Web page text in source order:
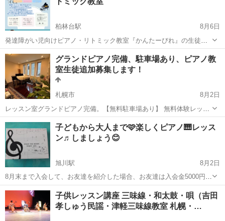
です。 津軽三味線・民謡三味線・和太...
柏林台駅
8月6日
発達障がい児向けピアノ・リトミック教室『かんたーびれ』の生徒さ
んを募集します♩ 発達に不安がある、集団行動が苦手なお子さまも 安
心して通える教室です！！ 一人ひとりの個性やペースに合わせたレッ
スンを 心がけています🌱 対象...
北海道 河東郡 柏林台駅 ピアノ 3歳
グランドピアノ完備、駐車場あり、ピアノ教
室生徒追加募集します！
札幌市
8月2日
レッスン室グランドピアノ完備。【無料駐車場あり】 無料体験レッス
ン随時受付中 元ヤマハシステム講師 音大卒業、ピアノ講師歴25年。 1
レッスン30分 月2回¥5000円(月額) 予約制 もしくは年間40レ...
北海道 札幌市 ピアノ グランドピアノ
子どもから大人まで🩷楽しくピアノ🎹レッス
ン♬しましょう😊
旭川駅
8月2日
8月末まで入会して、お友達を紹介した場合、お友達は入会金5000円無
料、紹介した方には、クオカードを差し上げます😊 （自分で自分を紹
介で入会の場合でもOK、その場合は入会金のみ無料に致します） 個
人に合ったレッスンをします...
北海道 旭川市 旭川駅 ピアノ ピアノレッスン
子供レッスン講座 三味線・和太鼓・唄（吉田
孝しゅう民謡・津軽三味線教室 札幌・…